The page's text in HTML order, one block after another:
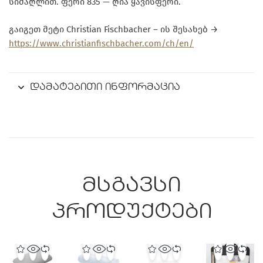
გაიგეთ მეტი Christian Fischbacher – ის შესახებ →
https://www.christianfischbacher.com/ch/en/
დამატებითი ინფორმაცია
მსგავსი
პროდუქტები